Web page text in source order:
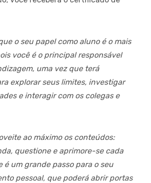
o seu papel como aluno é o mais
você é o principal responsável
uma vez que terá
explorar seus limites, investigar
e interagir com os colegas e
ao máximo os conteúdos:
questione e aprimore-se cada
é um grande passo para o seu
pessoal, que poderá abrir portas